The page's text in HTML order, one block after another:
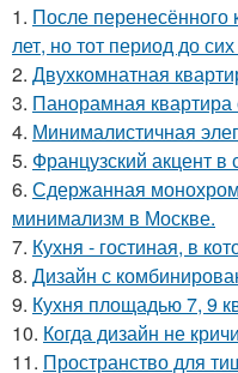
1. После
лет, но тот период до
2. Двухкомнатная
3. Панорамная
4. Минималистичная
5. Французский акцент
6. Сдержанная
минимализм в Москве.
7. Кухня - гостиная, в
8. Дизайн с
9. Кухня площадью 7, 9
10. Когда дизайн не
11. Пространство для